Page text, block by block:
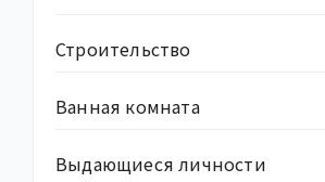
Строительство
Ванная комната
Выдающиеся личности